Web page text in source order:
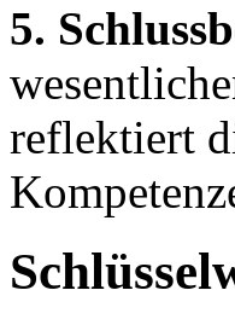
5.
reflektiert